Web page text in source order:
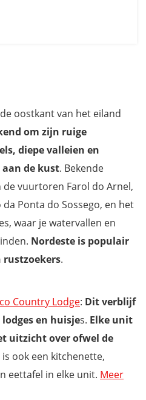
oostkant van het eiland
om zijn ruige
diepe valleien en
de kust. Bekende
vuurtoren Farol do Arnel,
Ponta do Sossego, en het
waar je watervallen en
Nordeste is populair
.
Country Lodge: Dit verblijf
en huisjes. Elke unit
uitzicht over ofwel de
is ook een kitchenette,
eettafel in elke unit. Meer